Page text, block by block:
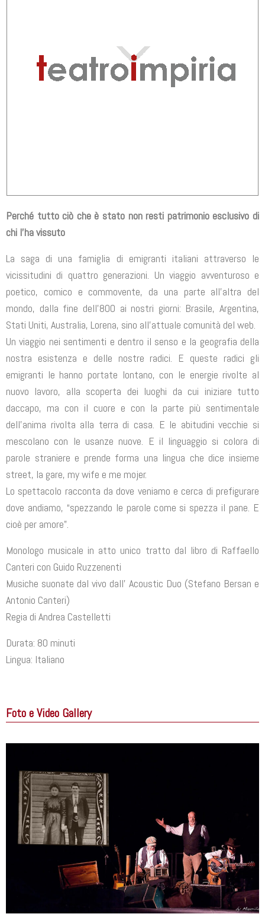
Perché tutto ciò che è stato non resti patrimonio esclusivo di
chi l’ha vissuto
La saga di una famiglia di emigranti italiani attraverso le
vicissitudini di quattro generazioni. Un viaggio avventuroso e
poetico, comico e commovente, da una parte all’altra del
mondo, dalla fine dell’800 ai nostri giorni: Brasile, Argentina,
Stati Uniti, Australia, Lorena, sino all’attuale comunità del web.
Un viaggio nei sentimenti e dentro il senso e la geografia della
nostra esistenza e delle nostre radici. E queste radici gli
emigranti le hanno portate lontano, con le energie rivolte al
nuovo lavoro, alla scoperta dei luoghi da cui iniziare tutto
daccapo, ma con il cuore e con la parte più sentimentale
dell’anima rivolta alla terra di casa. E le abitudini vecchie si
mescolano con le usanze nuove. E il linguaggio si colora di
parole straniere e prende forma una lingua che dice insieme
street, la gare, my wife e me mojer.
Lo spettacolo racconta da dove veniamo e cerca di prefigurare
dove andiamo, “spezzando le parole come si spezza il pane. E
cioè per amore”.
Monologo musicale in atto unico tratto dal libro di Raffaello
Canteri con Guido Ruzzenenti
Musiche suonate dal vivo dall’ Acoustic Duo (Stefano Bersan e
Antonio Canteri)
Regia di Andrea Castelletti
Durata: 80 minuti
Lingua: Italiano
Foto e Video Gallery